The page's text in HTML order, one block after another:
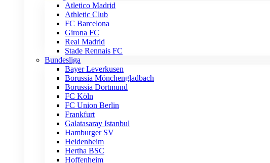
Atletico Madrid
Athletic Club
FC Barcelona
Girona FC
Real Madrid
Stade Rennais FC
Bundesliga
Bayer Leverkusen
Borussia Mönchengladbach
Borussia Dortmund
FC Köln
FC Union Berlin
Frankfurt
Galatasaray Istanbul
Hamburger SV
Heidenheim
Hertha BSC
Hoffenheim